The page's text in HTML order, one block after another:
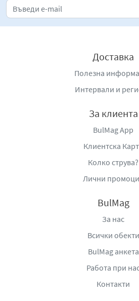
Доставка
Полезна
Интервали и
За клиента
BulMag App
Клиентска
Колко струва?
Лични
BulMag
За нас
Всички обекти
BulMag анкета
Работа при
Контакти